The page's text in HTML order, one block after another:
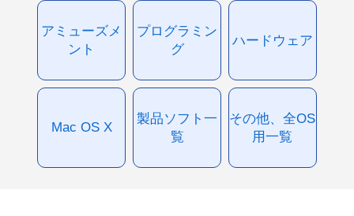
アミューズメ
ント
プログラミン
グ
ハードウェア
Mac OS X
製品ソフト一
覧
その他、全OS
用一覧